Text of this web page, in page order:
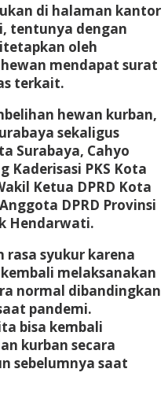
di halaman kantor
tentunya dengan
oleh
mendapat surat
terkait.
hewan kurban,
sekaligus
Surabaya, Cahyo
Kaderisasi PKS Kota
Ketua DPRD Kota
DPRD Provinsi
Hendarwati.
rasa syukur karena
melaksanakan
normal dibandingkan
pandemi.
bisa kembali
kurban secara
sebelumnya saat